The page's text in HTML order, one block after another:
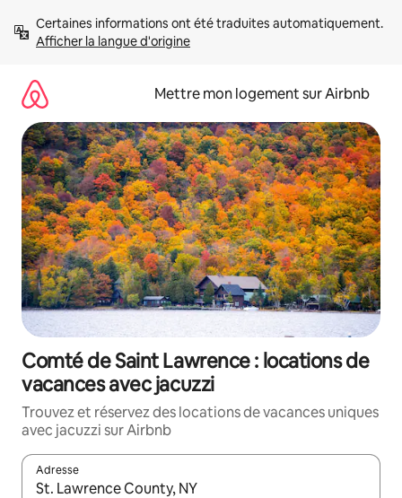
directement
Afficher la langue d'origine
Mettre mon logement sur Airbnb
Comté de Saint Lawrence : locations de
vacances avec jacuzzi
Trouvez et réservez des locations de vacances uniques
avec jacuzzi sur Airbnb
Adresse
Lorsque les résultats s'affichent, utilisez les flèches vers le